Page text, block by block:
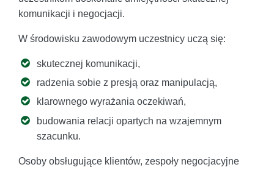
komunikacji i negocjacji.
W środowisku zawodowym uczestnicy uczą się:
skutecznej komunikacji,
radzenia sobie z presją oraz manipulacją,
klarownego wyrażania oczekiwań,
budowania relacji opartych na wzajemnym
szacunku.
Osoby obsługujące klientów, zespoły negocjacyjne